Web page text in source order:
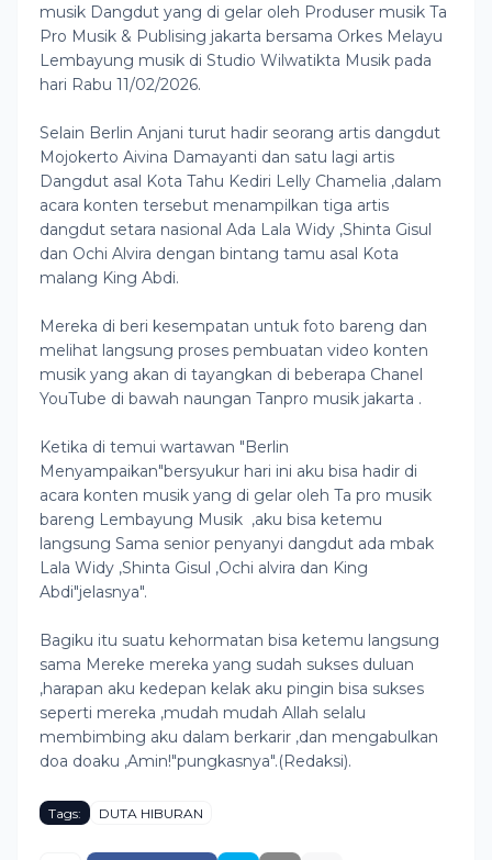
musik Dangdut yang di gelar oleh Produser musik Ta
Pro Musik & Publising jakarta bersama Orkes Melayu
Lembayung musik di Studio Wilwatikta Musik pada
hari Rabu 11/02/2026.
Selain Berlin Anjani turut hadir seorang artis dangdut
Mojokerto Aivina Damayanti dan satu lagi artis
Dangdut asal Kota Tahu Kediri Lelly Chamelia ,dalam
acara konten tersebut menampilkan tiga artis
dangdut setara nasional Ada Lala Widy ,Shinta Gisul
dan Ochi Alvira dengan bintang tamu asal Kota
malang King Abdi.
Mereka di beri kesempatan untuk foto bareng dan
melihat langsung proses pembuatan video konten
musik yang akan di tayangkan di beberapa Chanel
YouTube di bawah naungan Tanpro musik jakarta .
Ketika di temui wartawan "Berlin
Menyampaikan"bersyukur hari ini aku bisa hadir di
acara konten musik yang di gelar oleh Ta pro musik
bareng Lembayung Musik ,aku bisa ketemu
langsung Sama senior penyanyi dangdut ada mbak
Lala Widy ,Shinta Gisul ,Ochi alvira dan King
Abdi"jelasnya".
Bagiku itu suatu kehormatan bisa ketemu langsung
sama Mereke mereka yang sudah sukses duluan
,harapan aku kedepan kelak aku pingin bisa sukses
seperti mereka ,mudah mudah Allah selalu
membimbing aku dalam berkarir ,dan mengabulkan
doa doaku ,Amin!"pungkasnya".(Redaksi).
Tags: DUTA HIBURAN